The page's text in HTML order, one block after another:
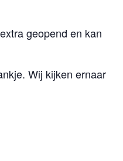
geopend en kan
Wij kijken ernaar